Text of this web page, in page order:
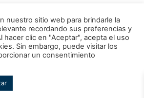
2026 Escuela Náutica Ortega | Funciona
nuestro sitio web para brindarle la
recordando sus preferencias y
hacer clic en "Aceptar", acepta el uso
Sin embargo, puede visitar los
un consentimiento